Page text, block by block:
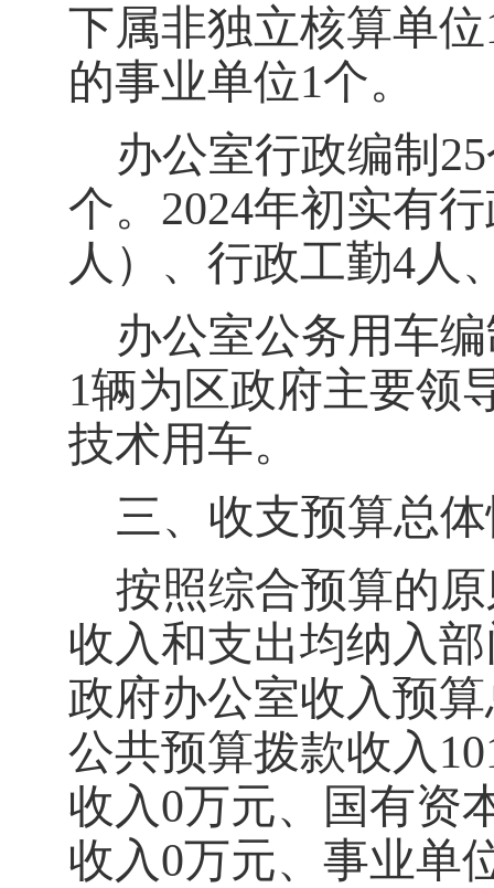
下属非独立核算单位
的事业单位1个。
办公室行政编制 25
个。 2024年初实有
人）、行政工勤4人
办公室公务用车
1辆为 区政府主要领
技术用车。
三、收支预算总
按照综合预算的
收入和支出均纳入
政府办公室收入预
公共预算拨款收入
收入0万元、国有资
收入0万元、事业单